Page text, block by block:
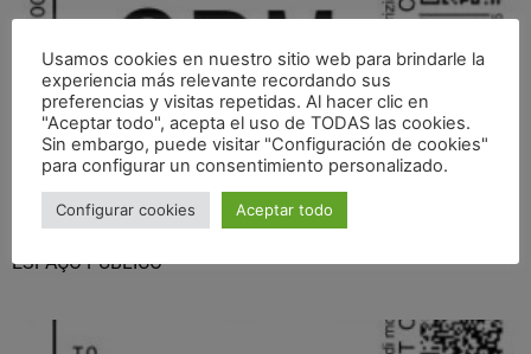
ESPAÇO PÚBLICO
Usamos cookies en nuestro sitio web para brindarle la
experiencia más relevante recordando sus
preferencias y visitas repetidas. Al hacer clic en
"Aceptar todo", acepta el uso de TODAS las cookies.
Sin embargo, puede visitar "Configuración de cookies"
para configurar un consentimiento personalizado.
Configurar cookies Aceptar todo